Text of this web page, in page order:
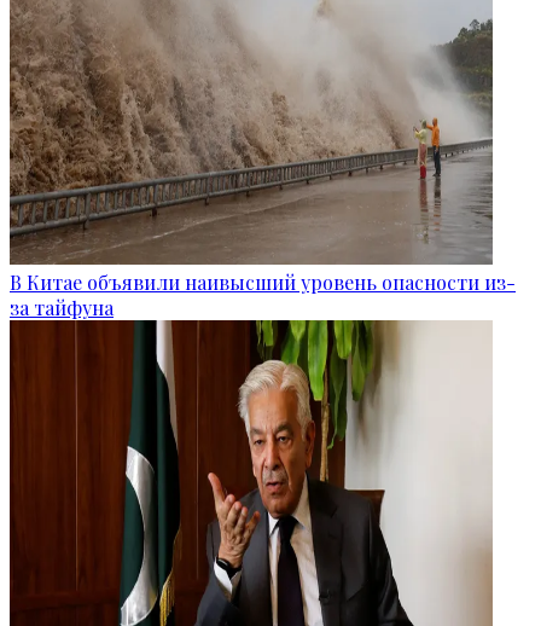
В Китае объявили наивысший уровень опасности из-
за тайфуна